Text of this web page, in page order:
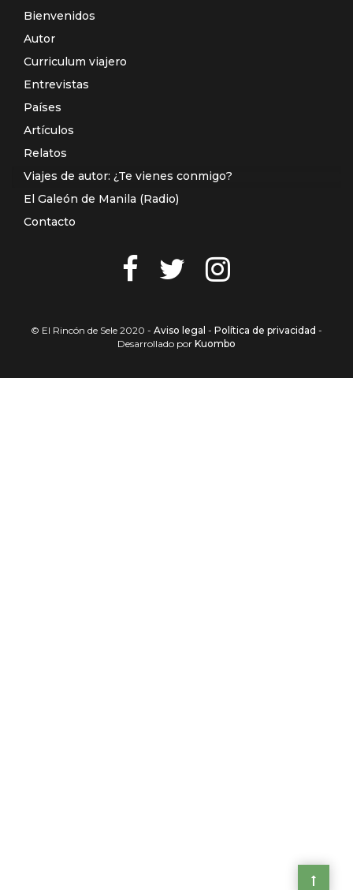
Bienvenidos
Autor
Curriculum viajero
Entrevistas
Países
Artículos
Relatos
Viajes de autor: ¿Te vienes conmigo?
El Galeón de Manila (Radio)
Contacto
© El Rincón de Sele 2020 - Aviso legal - Política de privacidad -
Desarrollado por Kuombo